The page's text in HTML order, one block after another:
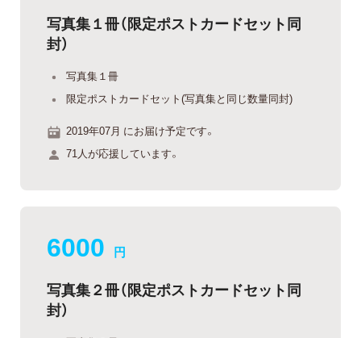
写真集１冊（限定ポストカードセット同
封）
写真集１冊
限定ポストカードセット(写真集と同じ数量同封)
2019年07月 にお届け予定です。
71人が応援しています。
6000 円
写真集２冊（限定ポストカードセット同
封）